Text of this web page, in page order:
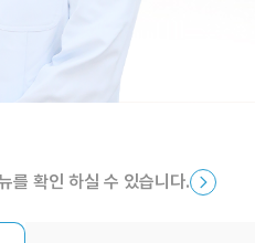
를 확인 하실 수 있습니다.